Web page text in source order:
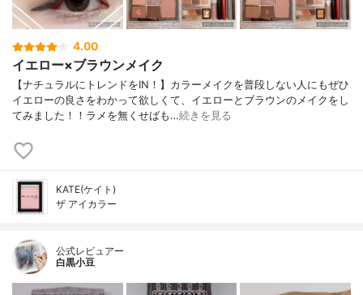
4.00
イエロー×ブラウンメイク
【ナチュラルにトレンドをIN！】カラーメイクを普段しない人にもぜひ
イエローの良さをわかって欲しくて、イエローとブラウンのメイクをし
てみました！！ラメを無くせばも…続きを見る
KATE(ケイト)
ザ アイカラー
公式レビュアー
白黒小豆